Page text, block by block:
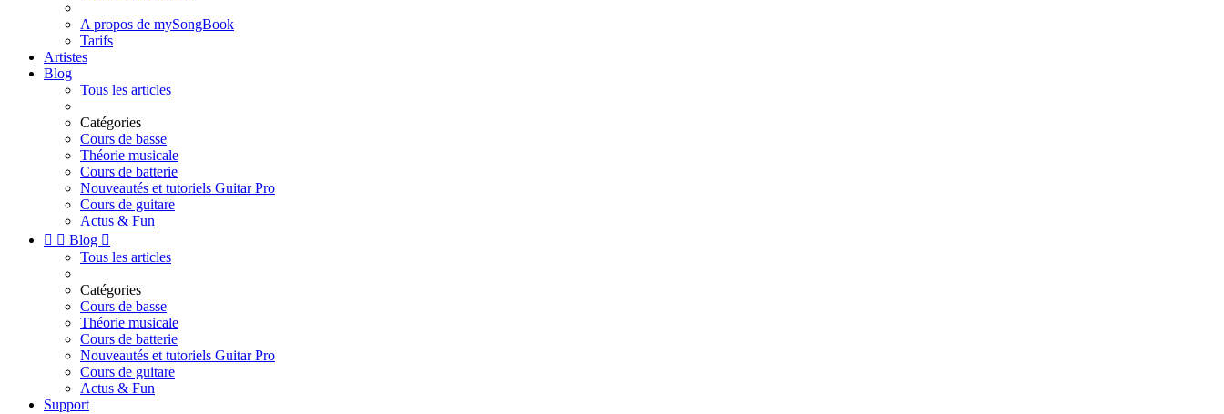
A propos de mySongBook
Tarifs
Artistes
Blog
Tous les articles
Catégories
Cours de basse
Théorie musicale
Cours de batterie
Nouveautés et tutoriels Guitar Pro
Cours de guitare
Actus & Fun
  Blog 
Tous les articles
Catégories
Cours de basse
Théorie musicale
Cours de batterie
Nouveautés et tutoriels Guitar Pro
Cours de guitare
Actus & Fun
Support